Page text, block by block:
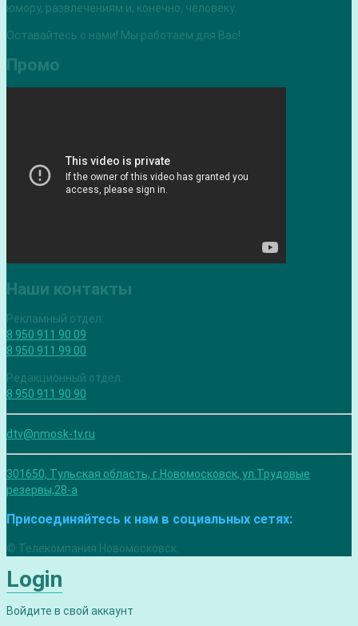
юмору, развлечениям и, конечно, человеку.
Оставайтесь с нами! Мы работаем для Вас!
Промо
Наши контакты
Рекламный отдел:
8 950 911 90 09
8 950 911 99 00
Редакционный отдел:
8 950 911 90 90
dtv@nmosk-tv.ru
301650, Тульская область, г.Новомосковск, ул.Трудовые
резервы,28-а
Присоединяйтесь к нам в социальных сетях:
© Телекомпания Новомосковск.
Login
Войдите в свой аккаунт